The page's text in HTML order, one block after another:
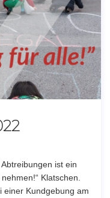
ist ein
Klatschen.
einer Kundgebung am